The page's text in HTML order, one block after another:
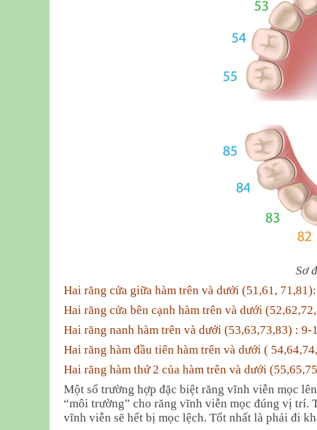
Sơ
Hai răng cửa giữa hàm trên và dưới (51,61,
Hai răng cửa bên cạnh hàm trên và dưới
Hai răng nanh hàm trên và dưới (53,63,73,83) :
Hai răng hàm đầu tiên hàm trên và dưới (
Hai răng hàm thứ 2 của hàm trên và dưới
Một số trường hợp đặc biệt răng vĩnh viễn mọc
“môi trường” cho răng vĩnh viễn mọc đúng vị trí.
vĩnh viễn sẽ hết bị mọc lệch. Tốt nhất là phải đi